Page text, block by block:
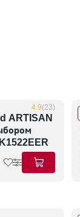
4.9(23)
ARTISAN